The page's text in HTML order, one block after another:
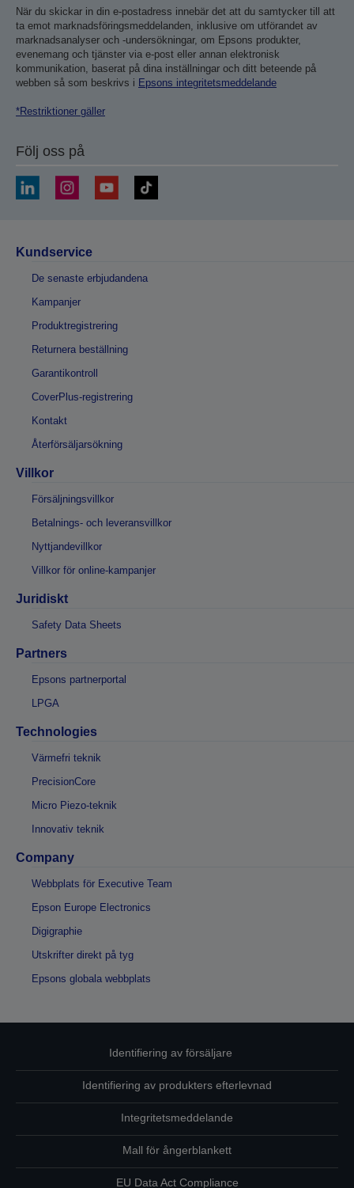
När du skickar in din e-postadress innebär det att du samtycker till att
ta emot marknadsföringsmeddelanden, inklusive om utförandet av
marknadsanalyser och -undersökningar, om Epsons produkter,
evenemang och tjänster via e-post eller annan elektronisk
kommunikation, baserat på dina inställningar och ditt beteende på
webben så som beskrivs i Epsons integritetsmeddelande
*Restriktioner gäller
Följ oss på
Kundservice
De senaste erbjudandena
Kampanjer
Produktregistrering
Returnera beställning
Garantikontroll
CoverPlus-registrering
Kontakt
Återförsäljarsökning
Villkor
Försäljningsvillkor
Betalnings- och leveransvillkor
Nyttjandevillkor
Villkor för online-kampanjer
Juridiskt
Safety Data Sheets
Partners
Epsons partnerportal
LPGA
Technologies
Värmefri teknik
PrecisionCore
Micro Piezo-teknik
Innovativ teknik
Company
Webbplats för Executive Team
Epson Europe Electronics
Digigraphie
Utskrifter direkt på tyg
Epsons globala webbplats
Identifiering av försäljare
Identifiering av produkters efterlevnad
Integritetsmeddelande
Mall för ångerblankett
EU Data Act Compliance